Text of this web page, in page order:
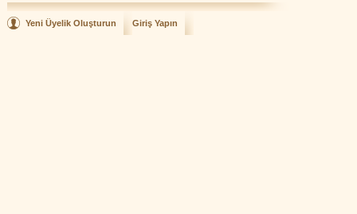
Yeni Üyelik Oluşturun Giriş Yapın